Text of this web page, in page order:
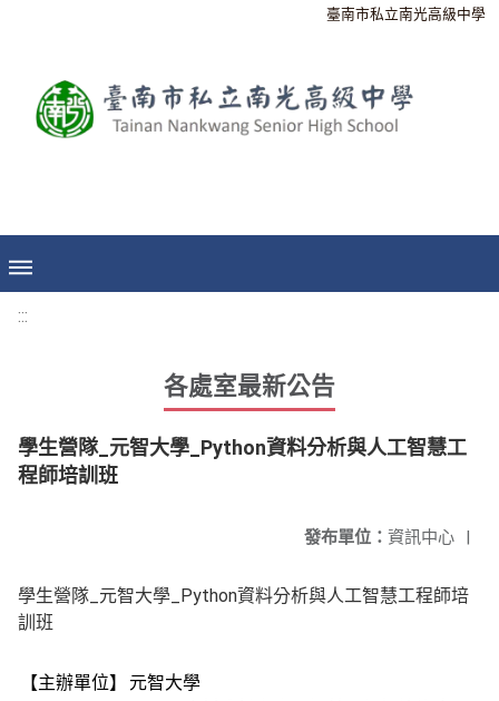
臺南市私立南光高級中學
:::
各處室最新公告
學生營隊_元智大學_Python資料分析與人工智慧工
程師培訓班
發布單位： 資訊中心 |
學生營隊_元智大學_Python資料分析與人工智慧工程師培
訓班
【主辦單位】
元智大學